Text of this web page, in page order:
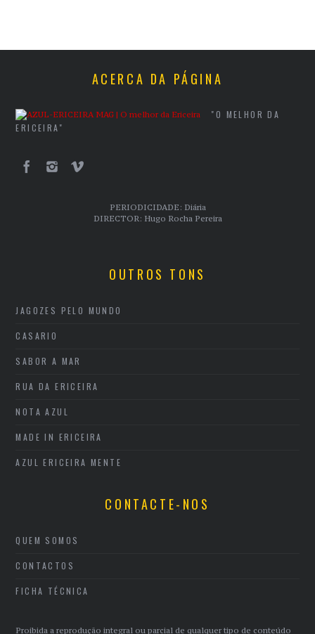
ACERCA DA PÁGINA
"O MELHOR DA
ERICEIRA"
PERIODICIDADE: Diária
DIRECTOR: Hugo Rocha Pereira
OUTROS TONS
JAGOZES PELO MUNDO
CASARIO
SABOR A MAR
RUA DA ERICEIRA
NOTA AZUL
MADE IN ERICEIRA
AZUL ERICEIRA MENTE
CONTACTE-NOS
QUEM SOMOS
CONTACTOS
FICHA TÉCNICA
Proibida a reprodução integral ou parcial de qualquer tipo de conteúdo